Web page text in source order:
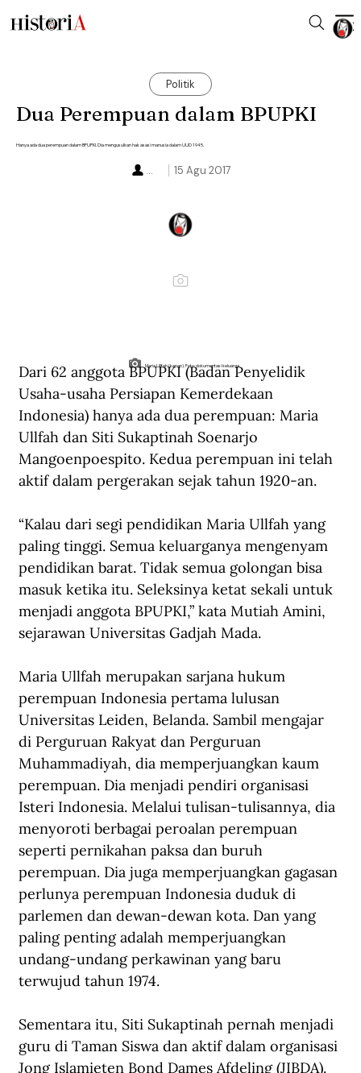
Politik
Dua Perempuan dalam BPUPKI
Hanya ada dua perempuan dalam BPUPKI. Dia mengusulkan hak asasi manusia dalam UUD 1945.
15 Agu 2017
...
Maria Ullfah (kanan). Foto: dokumentasi keluarga.
Dari 62 anggota BPUPKI (Badan Penyelidik
Usaha-usaha Persiapan Kemerdekaan
Indonesia) hanya ada dua perempuan: Maria
Ullfah dan Siti Sukaptinah Soenarjo
Mangoenpoespito. Kedua perempuan ini telah
aktif dalam pergerakan sejak tahun 1920-an.
“Kalau dari segi pendidikan Maria Ullfah yang
paling tinggi. Semua keluarganya mengenyam
pendidikan barat. Tidak semua golongan bisa
masuk ketika itu. Seleksinya ketat sekali untuk
menjadi anggota BPUPKI,” kata Mutiah Amini,
sejarawan Universitas Gadjah Mada.
Maria Ullfah merupakan sarjana hukum
perempuan Indonesia pertama lulusan
Universitas Leiden, Belanda. Sambil mengajar
di Perguruan Rakyat dan Perguruan
Muhammadiyah, dia memperjuangkan kaum
perempuan. Dia menjadi pendiri organisasi
Isteri Indonesia. Melalui tulisan-tulisannya, dia
menyoroti berbagai peroalan perempuan
seperti pernikahan paksa dan buruh
perempuan. Dia juga memperjuangkan gagasan
perlunya perempuan Indonesia duduk di
parlemen dan dewan-dewan kota. Dan yang
paling penting adalah memperjuangkan
undang-undang perkawinan yang baru
terwujud tahun 1974.
Sementara itu, Siti Sukaptinah pernah menjadi
guru di Taman Siswa dan aktif dalam organisasi
Jong Islamieten Bond Dames Afdeling (JIBDA).